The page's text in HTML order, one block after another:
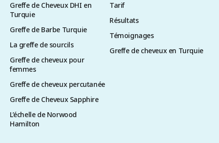
Greffe de Cheveux DHI en
Turquie
Greffe de Barbe Turquie
La greffe de sourcils
Greffe de cheveux pour
femmes
Greffe de cheveux percutanée
Greffe de Cheveux Sapphire
L’échelle de Norwood
Hamilton
Tarif
Résultats
Témoignages
Greffe de cheveux en Turquie